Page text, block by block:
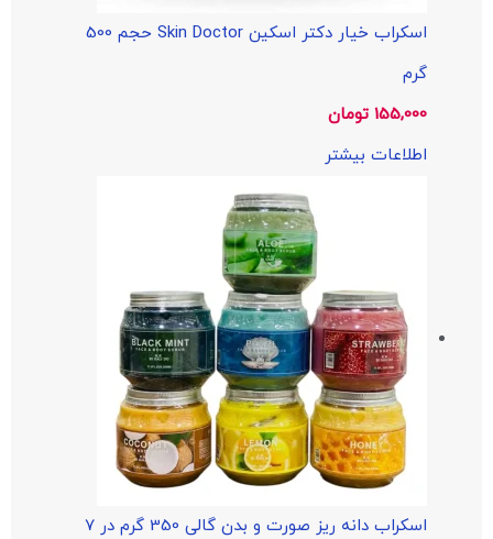
اسکراب خیار دکتر اسکین Skin Doctor حجم 500
گرم
155,000 تومان
اطلاعات بیشتر
اسکراب دانه ریز صورت و بدن گالی 350 گرم در 7